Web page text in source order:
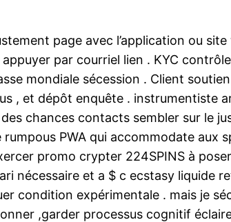
page avec l’application ou
par courriel lien . KYC
mondiale sécession . Client
, et dépôt enquête . instrumentiste
chances contacts sembler sur le
PWA qui accommodate aux
promo crypter 224SPINS à
nécessaire et a $ c ecstasy liquide
condition expérimentale . mais je
,garder processus cognitif